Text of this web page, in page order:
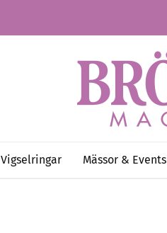
Vigselringar Mässor & Events